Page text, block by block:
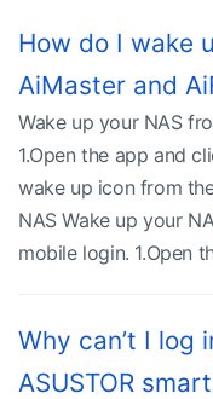
How do I wake
AiMaster and
Wake up your NAS
1.Open the app and
wake up icon from
NAS Wake up your
mobile login. 1.Open
Why can’t I log
ASUSTOR